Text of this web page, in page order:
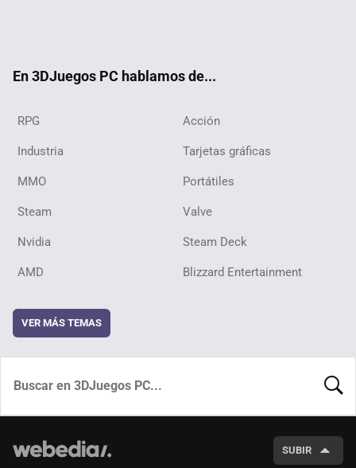
En 3DJuegos PC hablamos de...
RPG Acción
Industria Tarjetas gráficas
MMO Portátiles
Steam Valve
Nvidia Steam Deck
AMD Blizzard Entertainment
VER MÁS TEMAS
SUBIR